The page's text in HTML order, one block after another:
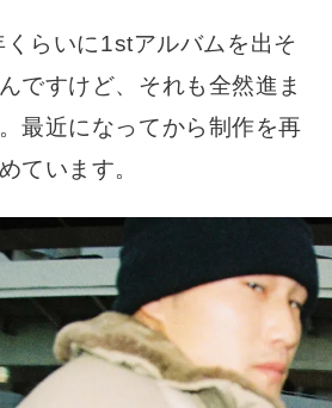
らいに1stアルバムを出そ
ですけど、それも全然進ま
最近になってから制作を再
ています。